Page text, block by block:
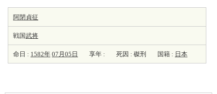
阿閉貞征
戦国武将
命日 : 1582年 07月05日 享年 : 死因 : 磔刑 国籍 : 日本